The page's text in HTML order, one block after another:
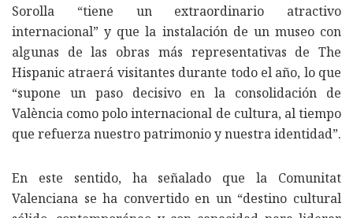
Sorolla “tiene un extraordinario atractivo
internacional” y que la instalación de un museo con
algunas de las obras más representativas de The
Hispanic atraerá visitantes durante todo el año, lo que
“supone un paso decisivo en la consolidación de
València como polo internacional de cultura, al tiempo
que refuerza nuestro patrimonio y nuestra identidad”.
En este sentido, ha señalado que la Comunitat
Valenciana se ha convertido en un “destino cultural